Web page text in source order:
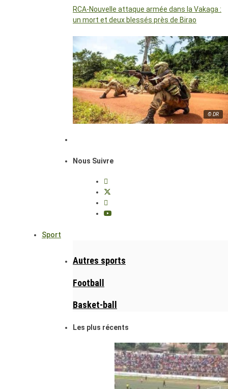
RCA-Nouvelle attaque armée dans la Vakaga :
un mort et deux blessés près de Birao
© DR
Nous Suivre
Sport
Autres sports
Football
Basket-ball
Les plus récents